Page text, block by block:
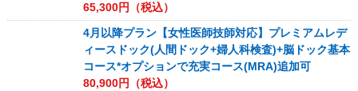
65,300円（税込）
4月以降プラン【女性医師技師対応】プレミアムレデ
ィースドック(人間ドック+婦人科検査)+脳ドック基本
コース*オプションで充実コース(MRA)追加可
80,900円（税込）